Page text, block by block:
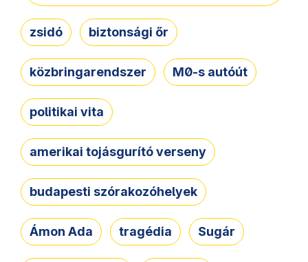
zsidó biztonsági őr
közbringarendszer M0-s autóút
politikai vita
amerikai tojásgurító verseny
budapesti szórakozóhelyek
Ámon Ada tragédia Sugár